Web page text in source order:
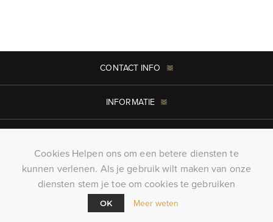
CONTACT INFO
INFORMATIE
Copyright ; 2026 KillerTees. Alle rechten voorbehouden
Powered by
Cookies Helpen ons om een betere diensten te
kunnen verlenen. Als je gebruik wilt maken van onze
diensten stem je toe om cookies te gebruiken
OK Meer weten